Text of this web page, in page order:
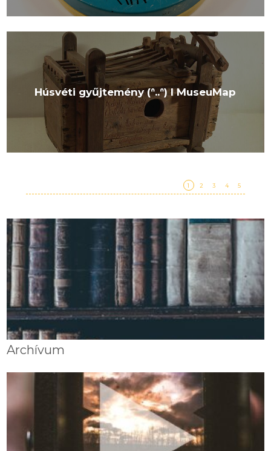
Húsvéti gyűjtemény (ᐢ..ᐢ) I MuseuMap
1 2 3 4 5
Archívum